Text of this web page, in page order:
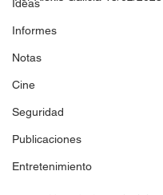
Ideas
Informes
Notas
Cine
Seguridad
Publicaciones
Entretenimiento